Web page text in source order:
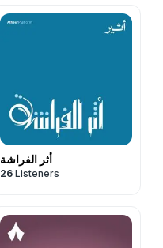
أثر الفراشة
26 Listeners